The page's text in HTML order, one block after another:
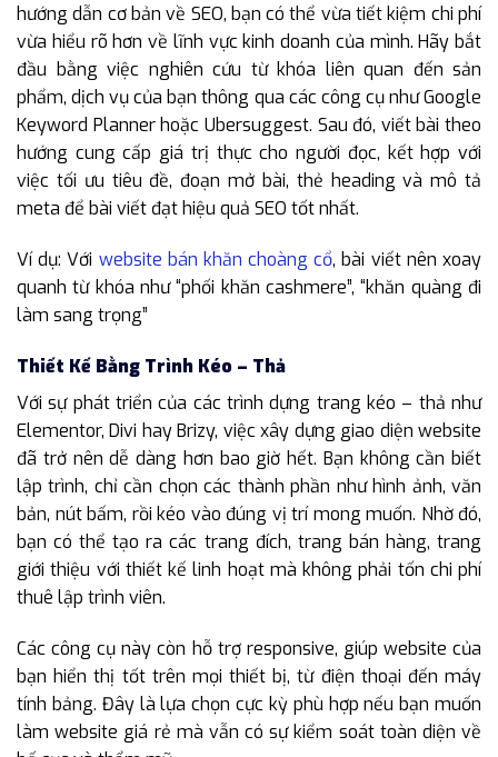
hướng dẫn cơ bản về SEO, bạn có thể vừa tiết kiệm chi phí
vừa hiểu rõ hơn về lĩnh vực kinh doanh của mình. Hãy bắt
đầu bằng việc nghiên cứu từ khóa liên quan đến sản
phẩm, dịch vụ của bạn thông qua các công cụ như Google
Keyword Planner hoặc Ubersuggest. Sau đó, viết bài theo
hướng cung cấp giá trị thực cho người đọc, kết hợp với
việc tối ưu tiêu đề, đoạn mở bài, thẻ heading và mô tả
meta để bài viết đạt hiệu quả SEO tốt nhất.
Ví dụ: Với website bán khăn choàng cổ, bài viết nên xoay
quanh từ khóa như “phối khăn cashmere”, “khăn quàng đi
làm sang trọng”
Thiết Kế Bằng Trình Kéo – Thả
Với sự phát triển của các trình dựng trang kéo – thả như
Elementor, Divi hay Brizy, việc xây dựng giao diện website
đã trở nên dễ dàng hơn bao giờ hết. Bạn không cần biết
lập trình, chỉ cần chọn các thành phần như hình ảnh, văn
bản, nút bấm, rồi kéo vào đúng vị trí mong muốn. Nhờ đó,
bạn có thể tạo ra các trang đích, trang bán hàng, trang
giới thiệu với thiết kế linh hoạt mà không phải tốn chi phí
thuê lập trình viên.
Các công cụ này còn hỗ trợ responsive, giúp website của
bạn hiển thị tốt trên mọi thiết bị, từ điện thoại đến máy
tính bảng. Đây là lựa chọn cực kỳ phù hợp nếu bạn muốn
làm website giá rẻ mà vẫn có sự kiểm soát toàn diện về